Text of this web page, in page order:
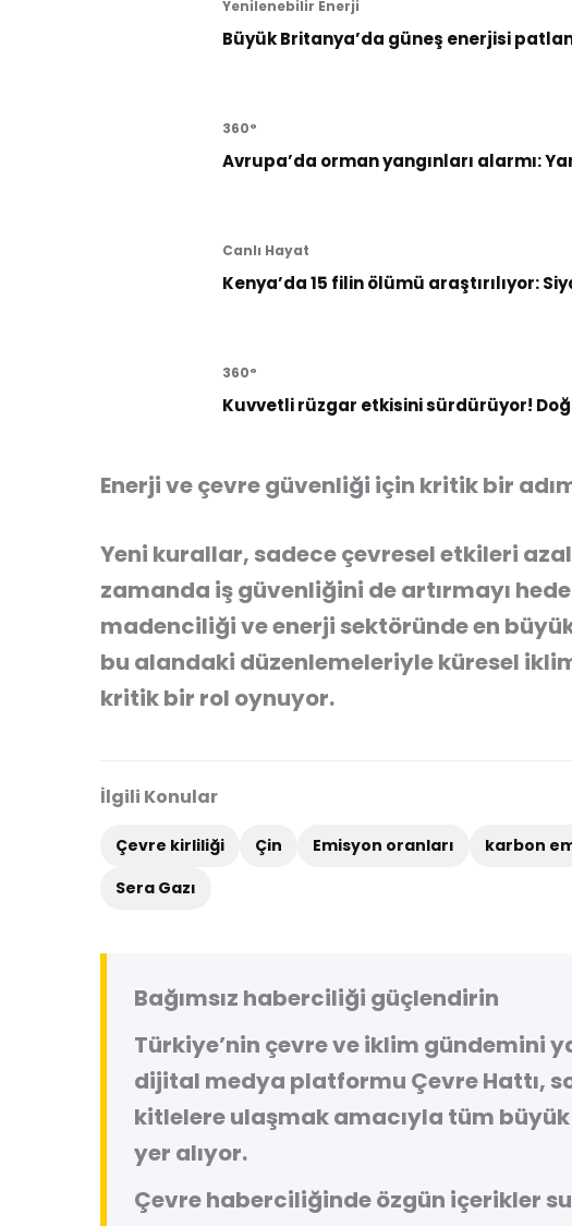
Yenilenebilir Enerji
Büyük Britanya’da güneş enerjisi
360°
Avrupa’da orman yangınları alarmı:
Canlı Hayat
Kenya’da 15 filin ölümü araştırılıyor:
360°
Kuvvetli rüzgar etkisini sürdürüyor!
Enerji ve çevre güvenliği için kritik bir
Yeni kurallar, sadece çevresel etkileri
zamanda iş güvenliğini de artırmayı
madenciliği ve enerji sektöründe en
bu alandaki düzenlemeleriyle küresel
kritik bir rol oynuyor.
İlgili Konular
Çevre kirliliği Çin Emisyon oranları karbon
Sera Gazı
Bağımsız haberciliği güçlendirin
Türkiye’nin çevre ve iklim gündemini
dijital medya platformu Çevre Hattı,
kitlelere ulaşmak amacıyla tüm
yer alıyor.
Çevre haberciliğinde özgün içerikler